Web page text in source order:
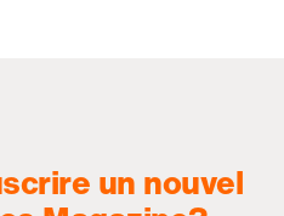
un nouvel